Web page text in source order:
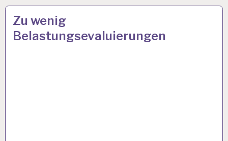
50PLUS…
Zu wenig
Belastungsevaluierungen
18 JAN. 2024